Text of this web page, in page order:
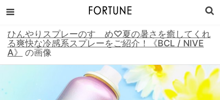
ひんやりスプレーのすゝめ♡夏の暑さを癒してくれ
る爽快な冷感系スプレーをご紹介！《BCL / NIVE
A》
の画像